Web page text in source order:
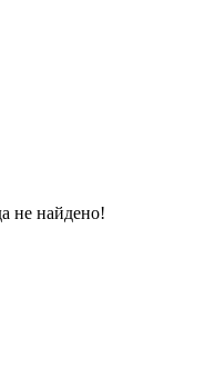
не найдено!